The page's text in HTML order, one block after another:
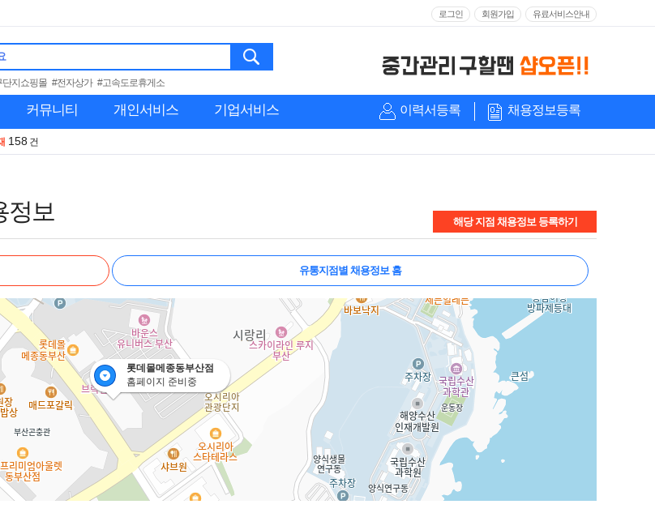
로그인 회원가입 유료서비스안내
단지쇼핑몰 #전자상가 #고속도로휴게소
커뮤니티 개인서비스 기업서비스 이력서등록 채용정보등록
158 건
정보
유통지점별 채용정보 홈
해당 지점 채용정보 등록하기
롯데몰메종동부산점
홈페이지 준비중